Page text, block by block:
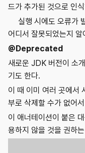
드가 추가된 것으로 인
실행 시에도 오류가
어디서 잘못되었는지 알
@Deprecated
새로운 JDK 버전이 소
기도 한다.
이 때 이미 여러 곳에서
부로 삭제할 수가 없어서
이 애너테이션이 붙은
용하지 않을 것을 권하